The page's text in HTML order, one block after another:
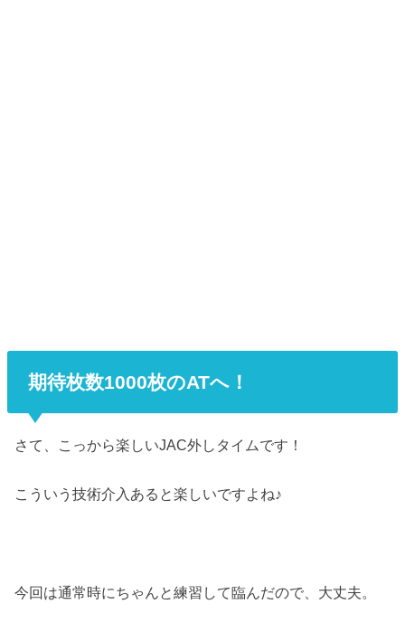
期待枚数1000枚のATへ！
さて、こっから楽しいJAC外しタイムです！
こういう技術介入あると楽しいですよね♪
今回は通常時にちゃんと練習して臨んだので、大丈夫。